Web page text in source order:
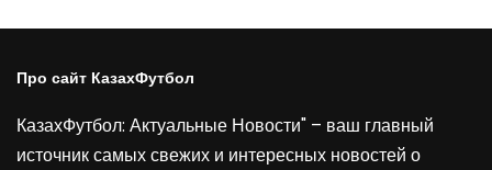
Про сайт КазахФутбол
КазахФутбол: Актуальные Новости" – ваш главный
источник самых свежих и интересных новостей о